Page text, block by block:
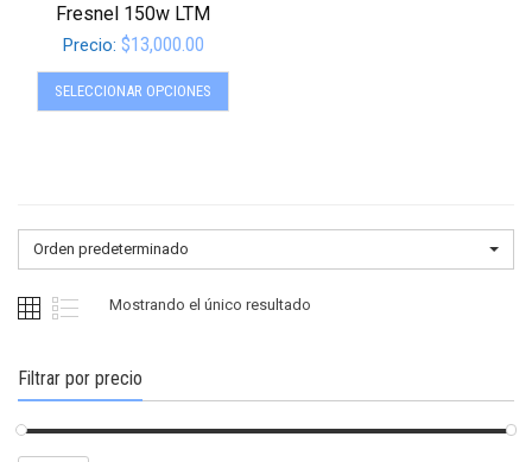
Fresnel 150w LTM
Precio: $13,000.00
SELECCIONAR OPCIONES
Este
opciones
página
de
Orden predeterminado
Mostrando el único resultado
Filtrar por precio